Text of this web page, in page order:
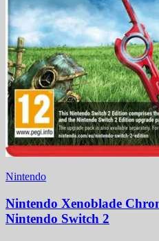
Nintendo
Nintendo Xenoblade
Nintendo Switch 2